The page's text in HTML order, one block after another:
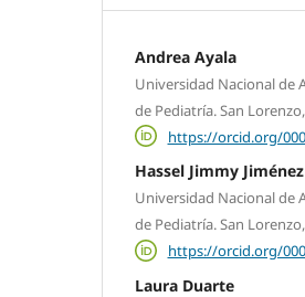
Andrea Ayala
Universidad Nacional de
de Pediatría. San
https://orcid.org/
Hassel Jimmy Jiménez
Universidad Nacional de
de Pediatría. San
https://orcid.org/
Laura Duarte